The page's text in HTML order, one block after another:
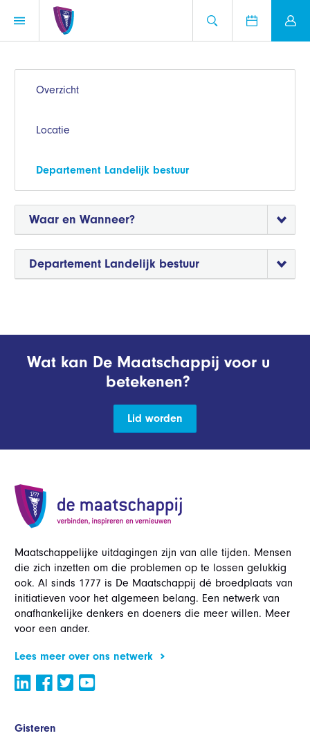
Overzicht
Locatie
Departement Landelijk bestuur
Waar en Wanneer?
Departement Landelijk bestuur
Wat kan De Maatschappij voor u
betekenen?
Lid worden
Maatschappelijke uitdagingen zijn van alle tijden. Mensen
die zich inzetten om die problemen op te lossen gelukkig
ook. Al sinds 1777 is De Maatschappij dé broedplaats van
initiatieven voor het algemeen belang. Een netwerk van
onafhankelijke denkers en doeners die meer willen. Meer
voor een ander.
Lees meer over ons netwerk
Gisteren